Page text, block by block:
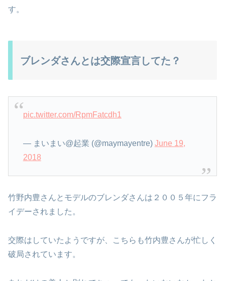
す。
ブレンダさんとは交際宣言してた？
pic.twitter.com/RpmFatcdh1
— まいまい@起業 (@maymayentre) June 19,
2018
竹野内豊さんとモデルのブレンダさんは２００５年にフラ
イデーされました。
交際はしていたようですが、こちらも竹内豊さんが忙しく
破局されています。